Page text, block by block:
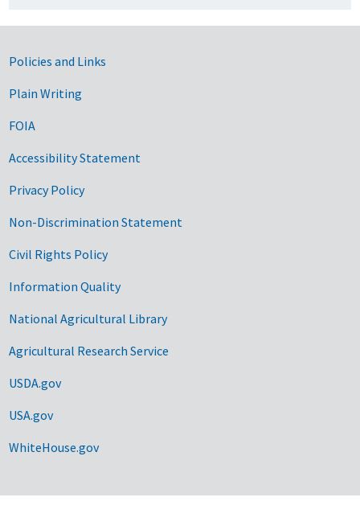
Government Links
Policies and Links
Plain Writing
FOIA
Accessibility Statement
Privacy Policy
Non-Discrimination Statement
Civil Rights Policy
Information Quality
National Agricultural Library
Agricultural Research Service
USDA.gov
USA.gov
WhiteHouse.gov